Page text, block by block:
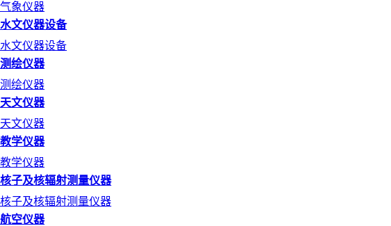
气象仪器
水文仪器设备
水文仪器设备
测绘仪器
测绘仪器
天文仪器
天文仪器
教学仪器
教学仪器
核子及核辐射测量仪器
核子及核辐射测量仪器
航空仪器